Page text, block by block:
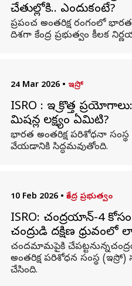
చేతుల్లోకి.. ఎందుకంటే?
ప్రపంచ అంతరిక్ష రంగంలో
దిశగా కేంద్ర ప్రభుత్వం కీలక
24 Mar 2026 • ఇస్రో
ISRO : ఇస్రో కొత్త
మిషన్ల లక్ష్యం ఏమిటి?
భారత అంతరిక్ష పరిశోధనా
వేయడానికి సిద్ధమవుతోంది.
10 Feb 2026 • కేంద్ర ప్రభుత్వం
ISRO: చంద్రయాన్‌-4 కోసం
చంద్రుడి దక్షిణ ధ్రువంలో
చందమామపైకి
అంతరిక్ష పరిశోధన సంస్థ
చేసింది.